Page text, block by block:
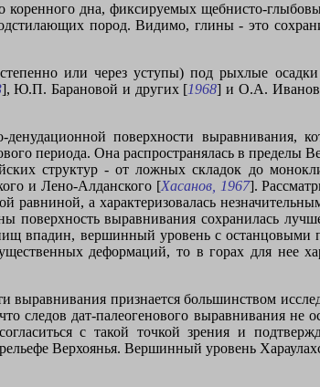
дна, фиксируемых щебнисто-
пород. Видимо, глины - это
или через уступы) под рыхлые
], Ю.П. Барановой и других [1968] и О.А.
поверхности выравнивания,
периода. Она распространялась в пределы
структур - от ложных складок до
и Лено-Алданского [Хасанов, 1967].
равниной, а характеризовалась
выравнивания сохранилась
впадин, вершинный уровень с
деформаций, то в горах для нее
выравнивания признается большинством
следов дат-палеогенового выравнивания не
с такой точкой зрения и
Верхоянья. Вершинный уровень